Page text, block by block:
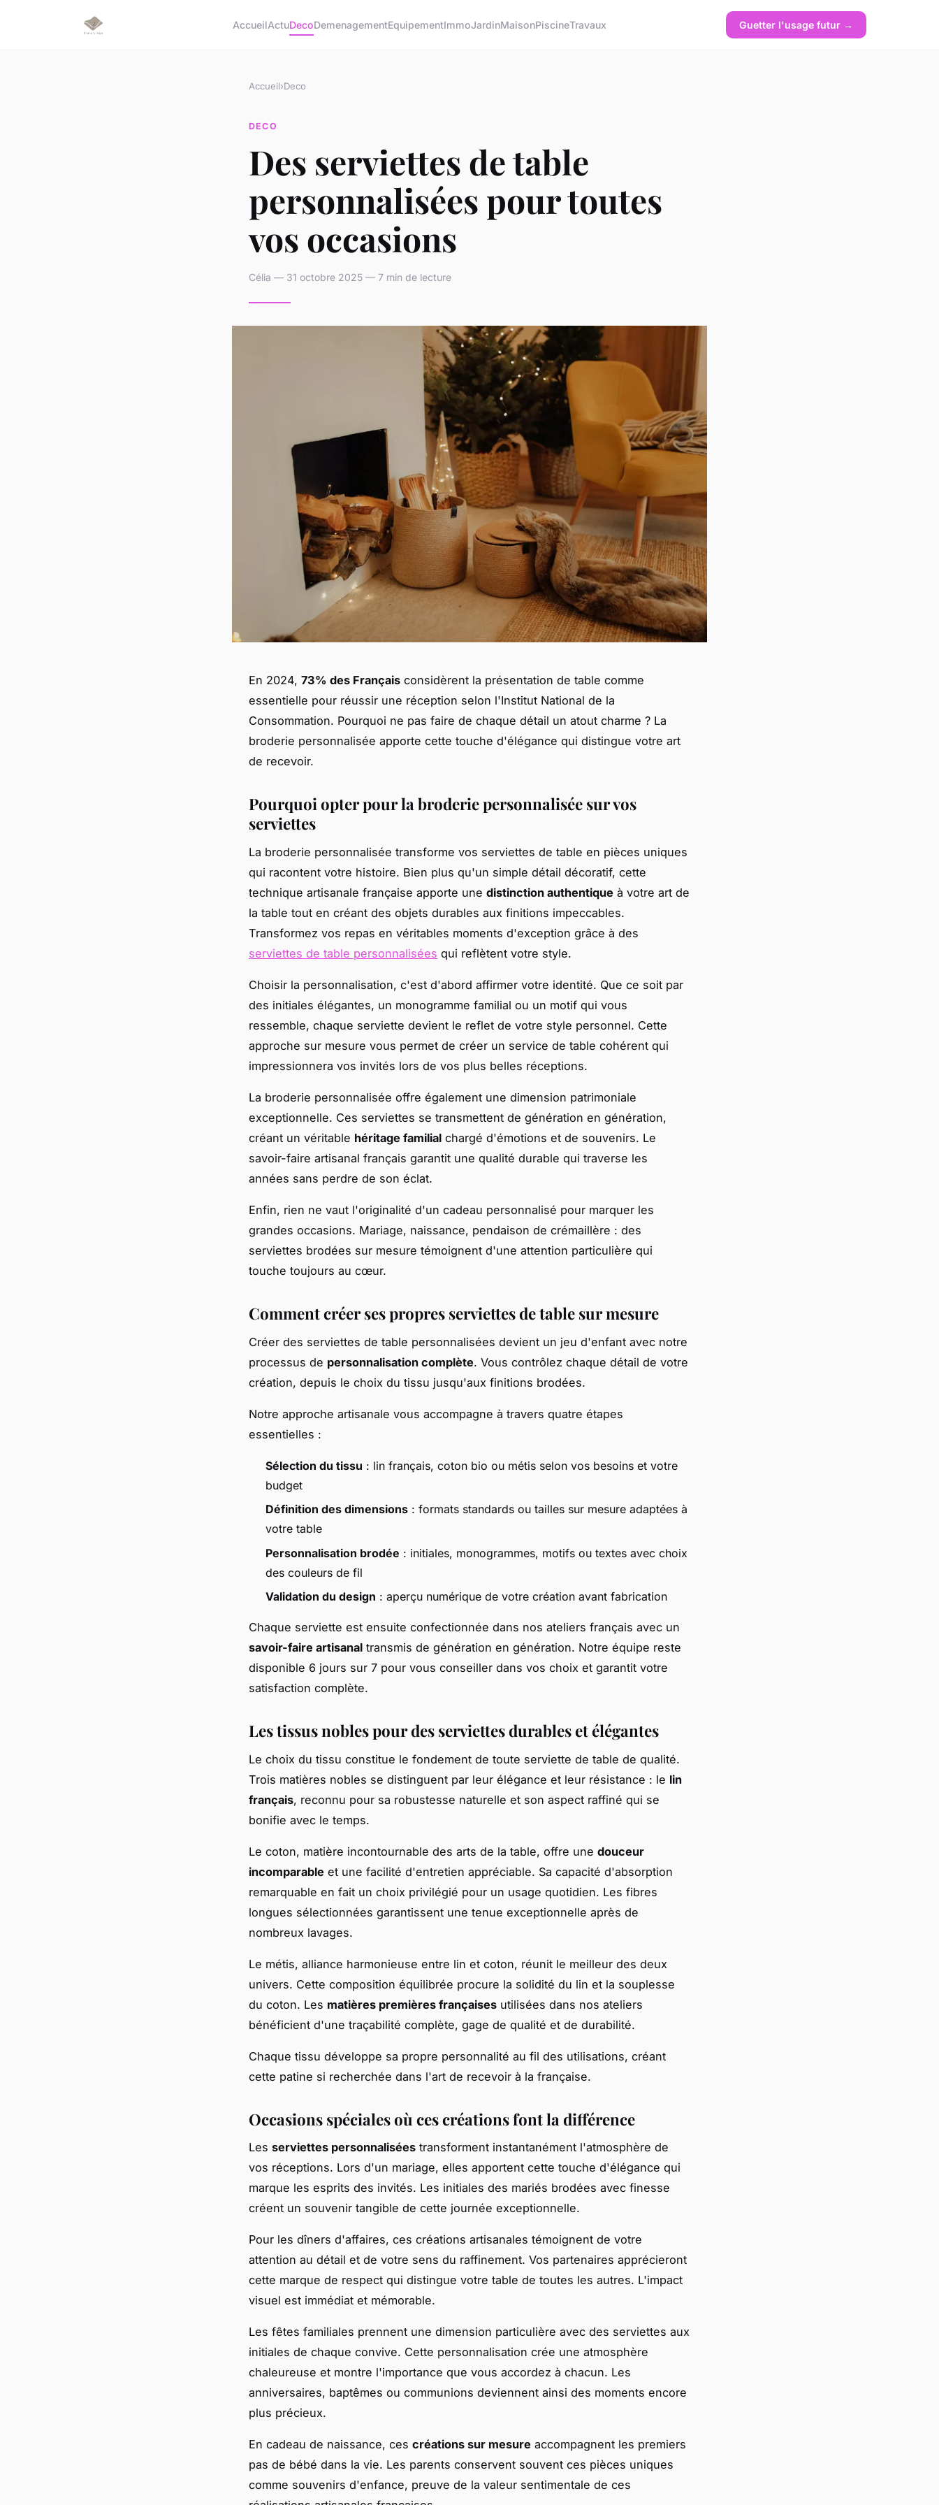
AccueilActuDecoDemenagementEquipementImmoJardinMaisonPiscineTravaux Guetter l'usage futur →
Accueil›Deco
DECO
Des serviettes de table
personnalisées pour toutes
vos occasions
Célia — 31 octobre 2025 — 7 min de lecture
En 2024, 73% des Français considèrent la présentation de table comme
essentielle pour réussir une réception selon l'Institut National de la
Consommation. Pourquoi ne pas faire de chaque détail un atout charme ? La
broderie personnalisée apporte cette touche d'élégance qui distingue votre art
de recevoir.
Pourquoi opter pour la broderie personnalisée sur vos
serviettes
La broderie personnalisée transforme vos serviettes de table en pièces uniques
qui racontent votre histoire. Bien plus qu'un simple détail décoratif, cette
technique artisanale française apporte une distinction authentique à votre art de
la table tout en créant des objets durables aux finitions impeccables.
Transformez vos repas en véritables moments d'exception grâce à des
serviettes de table personnalisées qui reflètent votre style.
Choisir la personnalisation, c'est d'abord affirmer votre identité. Que ce soit par
des initiales élégantes, un monogramme familial ou un motif qui vous
ressemble, chaque serviette devient le reflet de votre style personnel. Cette
approche sur mesure vous permet de créer un service de table cohérent qui
impressionnera vos invités lors de vos plus belles réceptions.
La broderie personnalisée offre également une dimension patrimoniale
exceptionnelle. Ces serviettes se transmettent de génération en génération,
créant un véritable héritage familial chargé d'émotions et de souvenirs. Le
savoir-faire artisanal français garantit une qualité durable qui traverse les
années sans perdre de son éclat.
Enfin, rien ne vaut l'originalité d'un cadeau personnalisé pour marquer les
grandes occasions. Mariage, naissance, pendaison de crémaillère : des
serviettes brodées sur mesure témoignent d'une attention particulière qui
touche toujours au cœur.
Comment créer ses propres serviettes de table sur mesure
Créer des serviettes de table personnalisées devient un jeu d'enfant avec notre
processus de personnalisation complète. Vous contrôlez chaque détail de votre
création, depuis le choix du tissu jusqu'aux finitions brodées.
Notre approche artisanale vous accompagne à travers quatre étapes
essentielles :
Sélection du tissu : lin français, coton bio ou métis selon vos besoins et votre
budget
Définition des dimensions : formats standards ou tailles sur mesure adaptées à
votre table
Personnalisation brodée : initiales, monogrammes, motifs ou textes avec choix
des couleurs de fil
Validation du design : aperçu numérique de votre création avant fabrication
Chaque serviette est ensuite confectionnée dans nos ateliers français avec un
savoir-faire artisanal transmis de génération en génération. Notre équipe reste
disponible 6 jours sur 7 pour vous conseiller dans vos choix et garantit votre
satisfaction complète.
Les tissus nobles pour des serviettes durables et élégantes
Le choix du tissu constitue le fondement de toute serviette de table de qualité.
Trois matières nobles se distinguent par leur élégance et leur résistance : le lin
français, reconnu pour sa robustesse naturelle et son aspect raffiné qui se
bonifie avec le temps.
Le coton, matière incontournable des arts de la table, offre une douceur
incomparable et une facilité d'entretien appréciable. Sa capacité d'absorption
remarquable en fait un choix privilégié pour un usage quotidien. Les fibres
longues sélectionnées garantissent une tenue exceptionnelle après de
nombreux lavages.
Le métis, alliance harmonieuse entre lin et coton, réunit le meilleur des deux
univers. Cette composition équilibrée procure la solidité du lin et la souplesse
du coton. Les matières premières françaises utilisées dans nos ateliers
bénéficient d'une traçabilité complète, gage de qualité et de durabilité.
Chaque tissu développe sa propre personnalité au fil des utilisations, créant
cette patine si recherchée dans l'art de recevoir à la française.
Occasions spéciales où ces créations font la différence
Les serviettes personnalisées transforment instantanément l'atmosphère de
vos réceptions. Lors d'un mariage, elles apportent cette touche d'élégance qui
marque les esprits des invités. Les initiales des mariés brodées avec finesse
créent un souvenir tangible de cette journée exceptionnelle.
Pour les dîners d'affaires, ces créations artisanales témoignent de votre
attention au détail et de votre sens du raffinement. Vos partenaires apprécieront
cette marque de respect qui distingue votre table de toutes les autres. L'impact
visuel est immédiat et mémorable.
Les fêtes familiales prennent une dimension particulière avec des serviettes aux
initiales de chaque convive. Cette personnalisation crée une atmosphère
chaleureuse et montre l'importance que vous accordez à chacun. Les
anniversaires, baptêmes ou communions deviennent ainsi des moments encore
plus précieux.
En cadeau de naissance, ces créations sur mesure accompagnent les premiers
pas de bébé dans la vie. Les parents conservent souvent ces pièces uniques
comme souvenirs d'enfance, preuve de la valeur sentimentale de ces